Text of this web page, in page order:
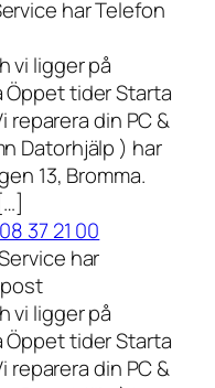
har Telefon
vi ligger på
Öppet tider Starta
reparera din PC &
Datorhjälp ) har
13, Bromma.
37 21 00
har
vi ligger på
Öppet tider Starta
reparera din PC &